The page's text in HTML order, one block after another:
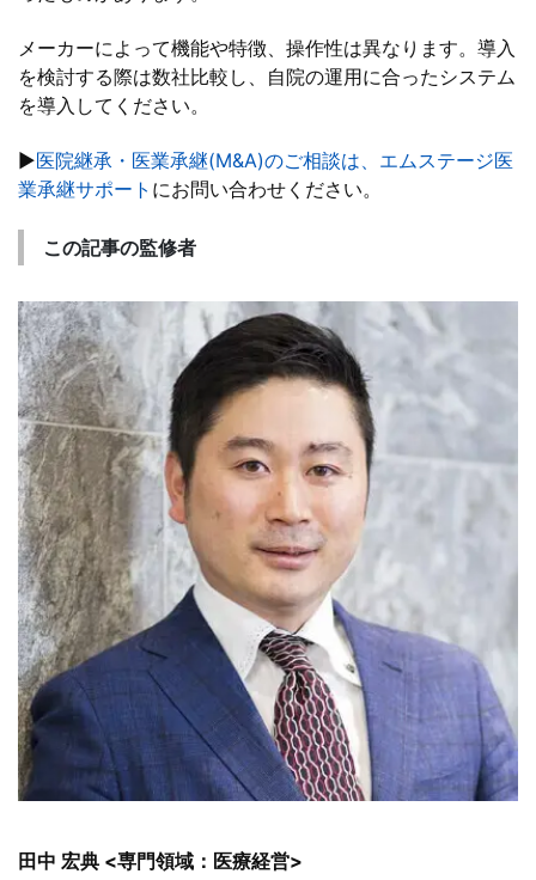
メーカーによって機能や特徴、操作性は異なります。導入
を検討する際は数社比較し、自院の運用に合ったシステム
を導入してください。
▶医院継承・医業承継(M&A)のご相談は、エムステージ医
業承継サポート にお問い合わせください。
この記事の監修者
田中 宏典 <専門領域：医療経営>